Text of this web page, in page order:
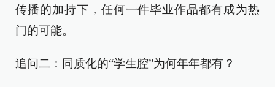
传播的加持下，任何一件毕业作品都有成为热
门的可能。
追问二：同质化的“学生腔”为何年年都有？